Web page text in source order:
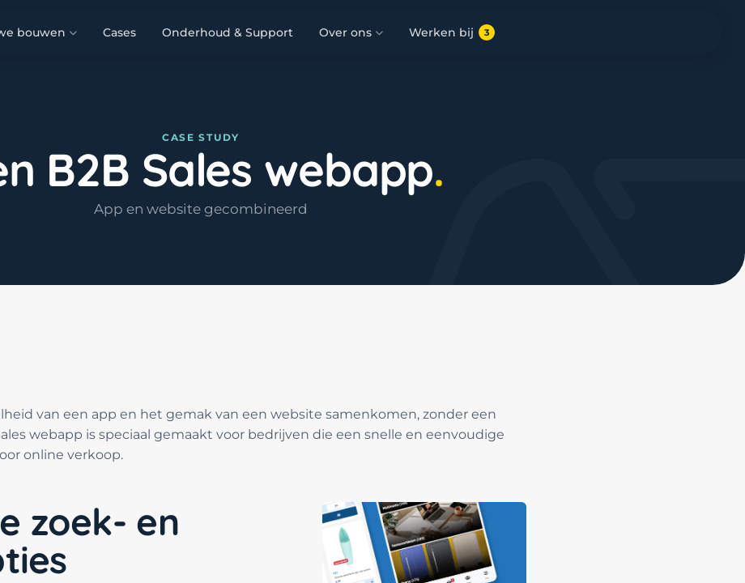
bouwen Cases Onderhoud & Support Over ons Werken bij 3
CASE STUDY
B2B Sales webapp
App en website gecombineerd
van een app en het gemak van een website samenkomen, zonder een
webapp is speciaal gemaakt voor bedrijven die een snelle en eenvoudige
online verkoop.
zoek- en